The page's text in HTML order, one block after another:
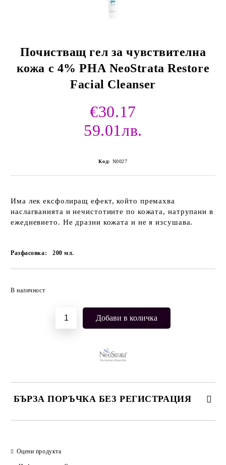
Почистващ гел за чувствителна
кожа с 4% PНА NeoStrata Restore
Facial Cleanser
€30.17
59.01лв.
Код: N0027
Има лек ексфолиращ ефект, който премахва
наслагванията и нечистотиите по кожата, натрупани в
ежедневието. Не дразни кожата и не я изсушава.
Разфасовка: 200мл.
В наличност
БЪРЗА ПОРЪЧКА БЕЗ РЕГИСТРАЦИЯ
Оцени продукта